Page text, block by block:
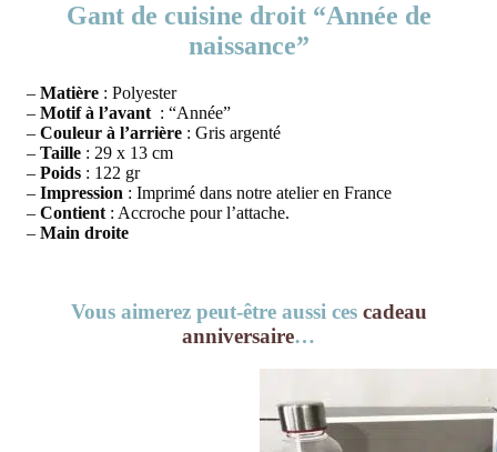
Gant de cuisine droit “Année de
naissance”
– Matière : Polyester
– Motif à l’avant : “Année”
– Couleur à l’arrière : Gris argenté
– Taille : 29 x 13 cm
– Poids : 122 gr
– Impression : Imprimé dans notre atelier en France
– Contient : Accroche pour l’attache.
– Main droite
Vous aimerez peut-être aussi ces cadeau
anniversaire…